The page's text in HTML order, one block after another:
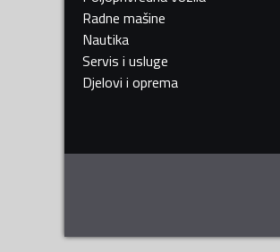
Radne mašine
Nautika
Servis i usluge
Djelovi i oprema